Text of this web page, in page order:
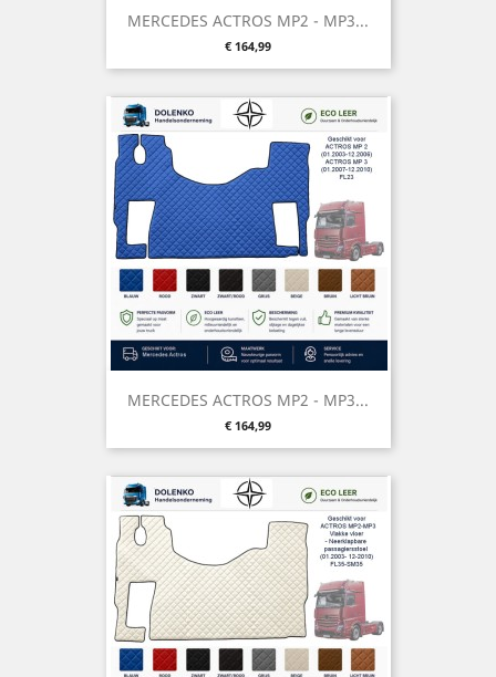
MERCEDES ACTROS MP2 - MP3...
Prijs
€ 164,99
MERCEDES ACTROS MP2 - MP3...
Prijs
€ 164,99